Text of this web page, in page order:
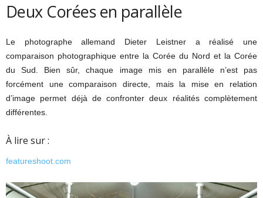
Deux Corées en parallèle
Le photographe allemand Dieter Leistner a réalisé une
comparaison photographique entre la Corée du Nord et la Corée
du Sud. Bien sûr, chaque image mis en parallèle n’est pas
forcément une comparaison directe, mais la mise en relation
d’image permet déjà de confronter deux réalités complètement
différentes.
À lire sur :
featureshoot.com